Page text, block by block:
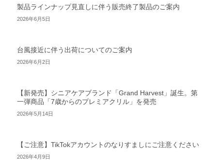
製品ラインナップ見直しに伴う販売終了製品のご案内
2026年6月5日
台風接近に伴う出荷についてのご案内
2026年6月2日
【新発売】シニアケアブランド「Grand Harvest」誕生。第
一弾商品「7歳からのプレミアクリル」を発売
2026年5月14日
【ご注意】TikTokアカウントのなりすましにご注意ください
2026年4月9日